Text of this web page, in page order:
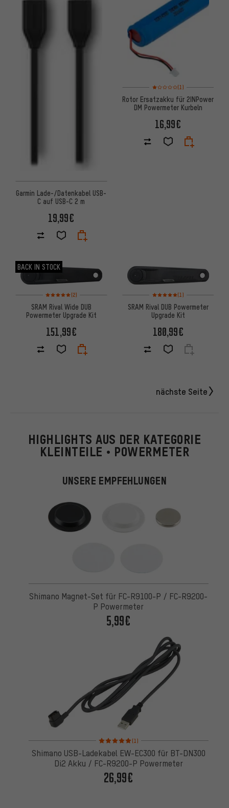
Garmin Lade-/Datenkabel USB-
C auf USB-C 2 m
19,99€
Bewertungen: 1 von 5
(1)
Rotor Ersatzakku für 2INPower
DM Powermeter Kurbeln
16,99€
BACK IN STOCK
Bewertungen: 5 von 5 basierend auf 2 Bewertungen
(2)
SRAM Rival Wide DUB
Powermeter Upgrade Kit
151,99€
Bewertungen: 5 von 5
(1)
SRAM Rival DUB Powermeter
Upgrade Kit
180,99€
nächste Seite
HIGHLIGHTS AUS DER KATEGORIE
KLEINTEILE • POWERMETER
UNSERE EMPFEHLUNGEN
Shimano Magnet-Set für FC-R9100-P / FC-R9200-
P Powermeter
5,99€
Bewertungen: 5 von 5 basierend auf 1
(1)
Shimano USB-Ladekabel EW-EC300 für BT-DN300
Di2 Akku / FC-R9200-P Powermeter
26,99€